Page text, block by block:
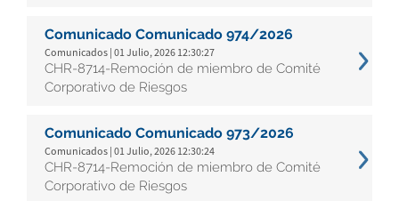
Comunicado Comunicado 974/2026
Comunicados | 01 Julio, 2026 12:30:27
CHR-8714-Remoción de miembro de Comité
Corporativo de Riesgos
Comunicado Comunicado 973/2026
Comunicados | 01 Julio, 2026 12:30:24
CHR-8714-Remoción de miembro de Comité
Corporativo de Riesgos